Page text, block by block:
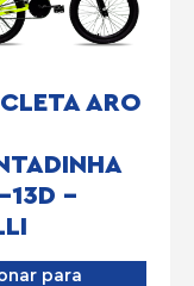
ARO
–
para